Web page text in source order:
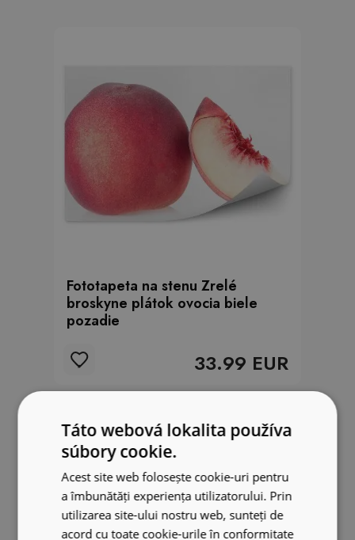
Fototapeta na stenu Zrelé
broskyne plátok ovocia biele
pozadie
33.99 EUR
Táto webová lokalita používa
súbory cookie.
Acest site web folosește cookie-uri pentru
a îmbunătăți experiența utilizatorului. Prin
utilizarea site-ului nostru web, sunteți de
acord cu toate cookie-urile în conformitate